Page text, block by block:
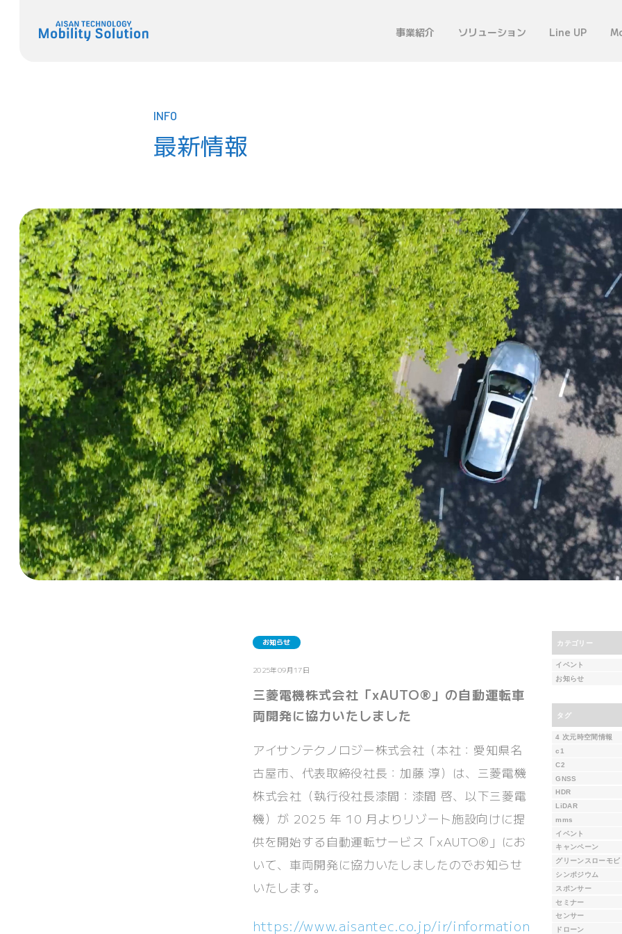
事業紹介 ソリューション Line UP
INFO
最新情報
お知らせ
2025年09月17日
三菱電機株式会社「xAUTO®」の自動運転車
両開発に協力いたしました
アイサンテクノロジー株式会社（本社：愛知県名
古屋市、代表取締役社長：加藤 淳）は、三菱電機
株式会社（執行役社長漆間：漆間 啓、以下三菱電
機）が 2025 年 10 月よりリゾート施設向けに提
供を開始する自動運転サービス「xAUTO®」にお
いて、車両開発に協力いたしましたのでお知らせ
いたします。
https://www.aisantec.co.jp/ir/information/
カテゴリー
イベント
お知らせ
タグ
4 次元時空間情報
c1
C2
GNSS
HDR
LiDAR
mms
イベント
キャンペーン
グリーンスローモビ
シンポジウム
スポンサー
セミナー
センサー
ドローン